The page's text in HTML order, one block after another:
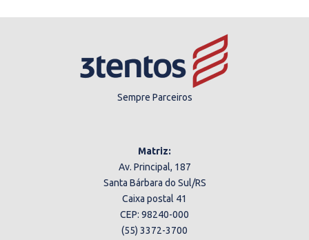
Sempre Parceiros
Matriz:
Av. Principal, 187
Santa Bárbara do Sul/RS
Caixa postal 41
CEP: 98240-000
(55) 3372-3700